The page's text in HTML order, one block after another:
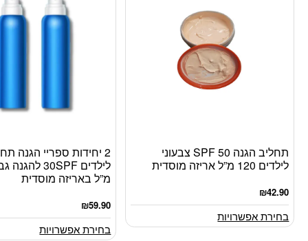
תחליב הגנה 50 SPF צבעוני
לילדים 120 מ”ל אריזה מוסדית
₪42.90
למוצר
זה
מספר
סוגים.
ניתן
בחירת אפשרויות
2 יחידות ספריי הגנה
מ”ל באריזה מוסדית
₪59.90
למוצר
זה
יש
מספר
סוגים.
ניתן
בחירת אפשרויות